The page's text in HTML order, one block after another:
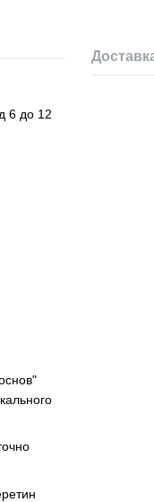
6 до 12